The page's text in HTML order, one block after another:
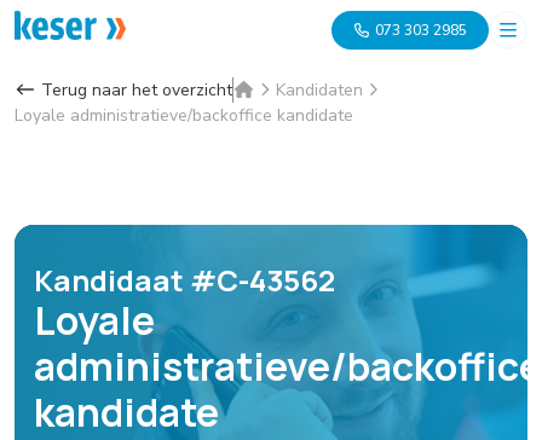
073 303 2985
Terug naar het overzicht
Kandidaten
Loyale administratieve/backoffice kandidate
Kandidaat #C-43562
Loyale
administratieve/backoffice
kandidate